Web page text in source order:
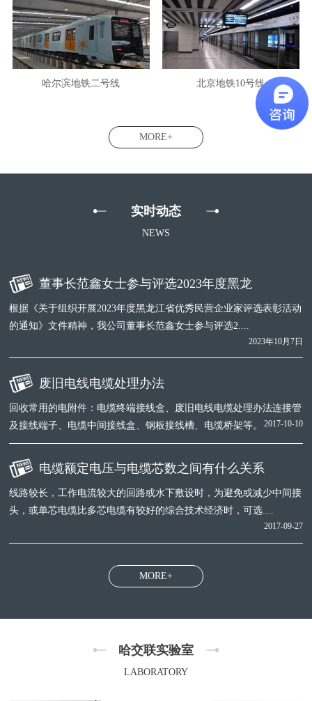
哈尔滨地铁二号线 北京地铁10号线
MORE+
实时动态
NEWS
董事长范鑫女士参与评选2023年度黑龙
根据《关于组织开展2023年度黑龙江省优秀民营企业家评选表彰活动
的通知》文件精神，我公司董事长范鑫女士参与评选2....
2023年10月7日
废旧电线电缆处理办法
回收常用的电附件：电缆终端接线盒、废旧电线电缆处理办法连接管
及接线端子、电缆中间接线盒、钢板接线槽、电缆桥架等。
2017-10-10
电缆额定电压与电缆芯数之间有什么关系
线路较长，工作电流较大的回路或水下敷设时，为避免或减少中间接
头，或单芯电缆比多芯电缆有较好的综合技术经济时，可选....
2017-09-27
MORE+
哈交联实验室
LABORATORY